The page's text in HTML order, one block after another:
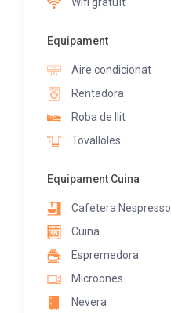
Equipament
Aire condicionat
Rentadora
Roba de llit
Tovalloles
Equipament Cuina
Cafetera Nespresso
Cuina
Espremedora
Microones
Nevera